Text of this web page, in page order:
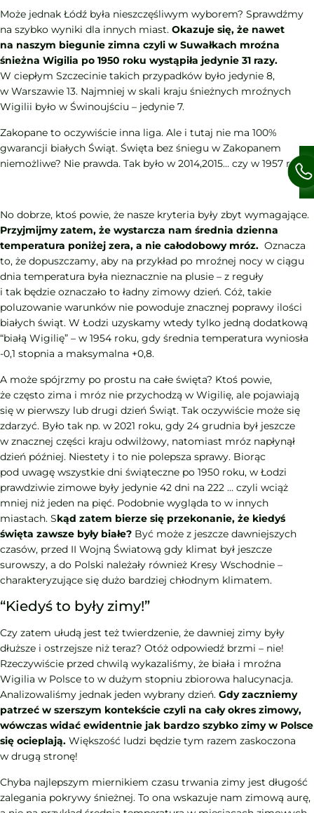
Może jednak Łódź była nieszczęśliwym wyborem? Sprawdźmy
na szybko wyniki dla innych miast. Okazuje się, że nawet
na naszym biegunie zimna czyli w Suwałkach mroźna
śnieżna Wigilia po 1950 roku wystąpiła jedynie 31 razy.
W ciepłym Szczecinie takich przypadków było jedynie 8,
w Warszawie 13. Najmniej w skali kraju śnieżnych mroźnych
Wigilii było w Świnoujściu – jedynie 7.
Zakopane to oczywiście inna liga. Ale i tutaj nie ma 100%
gwarancji białych Świąt. Święta bez śniegu w Zakopanem
niemożliwe? Nie prawda. Tak było w 2014,2015… czy w 1957 roku.
No dobrze, ktoś powie, że nasze kryteria były zbyt wymagające.
Przyjmijmy zatem, że wystarcza nam średnia dzienna
temperatura poniżej zera, a nie całodobowy mróz. Oznacza
to, że dopuszczamy, aby na przykład po mroźnej nocy w ciągu
dnia temperatura była nieznacznie na plusie – z reguły
i tak będzie oznaczało to ładny zimowy dzień. Cóż, takie
poluzowanie warunków nie powoduje znacznej poprawy ilości
białych świąt. W Łodzi uzyskamy wtedy tylko jedną dodatkową
“białą Wigilię” – w 1954 roku, gdy średnia temperatura wyniosła
-0,1 stopnia a maksymalna +0,8.
A może spójrzmy po prostu na całe święta? Ktoś powie,
że często zima i mróz nie przychodzą w Wigilię, ale pojawiają
się w pierwszy lub drugi dzień Świąt. Tak oczywiście może się
zdarzyć. Było tak np. w 2021 roku, gdy 24 grudnia był jeszcze
w znacznej części kraju odwilżowy, natomiast mróz napłynął
dzień później. Niestety i to nie polepsza sprawy. Biorąc
pod uwagę wszystkie dni świąteczne po 1950 roku, w Łodzi
prawdziwie zimowe były jedynie 42 dni na 222 … czyli wciąż
mniej niż jeden na pięć. Podobnie wygląda to w innych
miastach. Skąd zatem bierze się przekonanie, że kiedyś
święta zawsze były białe? Być może z jeszcze dawniejszych
czasów, przed II Wojną Światową gdy klimat był jeszcze
surowszy, a do Polski należały również Kresy Wschodnie –
charakteryzujące się dużo bardziej chłodnym klimatem.
“Kiedyś to były zimy!”
Czy zatem ułudą jest też twierdzenie, że dawniej zimy były
dłuższe i ostrzejsze niż teraz? Otóż odpowiedź brzmi – nie!
Rzeczywiście przed chwilą wykazaliśmy, że biała i mroźna
Wigilia w Polsce to w dużym stopniu zbiorowa halucynacja.
Analizowaliśmy jednak jeden wybrany dzień. Gdy zaczniemy
patrzeć w szerszym kontekście czyli na cały okres zimowy,
wówczas widać ewidentnie jak bardzo szybko zimy w Polsce
się ocieplają. Większość ludzi będzie tym razem zaskoczona
w drugą stronę!
Chyba najlepszym miernikiem czasu trwania zimy jest długość
zalegania pokrywy śnieżnej. To ona wskazuje nam zimową aurę,